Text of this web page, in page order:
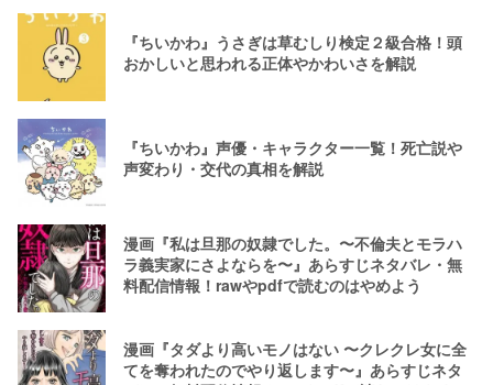
『ちいかわ』うさぎは草むしり検定２級合格！頭
おかしいと思われる正体やかわいさを解説
『ちいかわ』声優・キャラクター一覧！死亡説や
声変わり・交代の真相を解説
漫画『私は旦那の奴隷でした。〜不倫夫とモラハ
ラ義実家にさよならを〜』あらすじネタバレ・無
料配信情報！rawやpdfで読むのはやめよう
漫画『タダより高いモノはない 〜クレクレ女に全
てを奪われたのでやり返します〜』あらすじネタ